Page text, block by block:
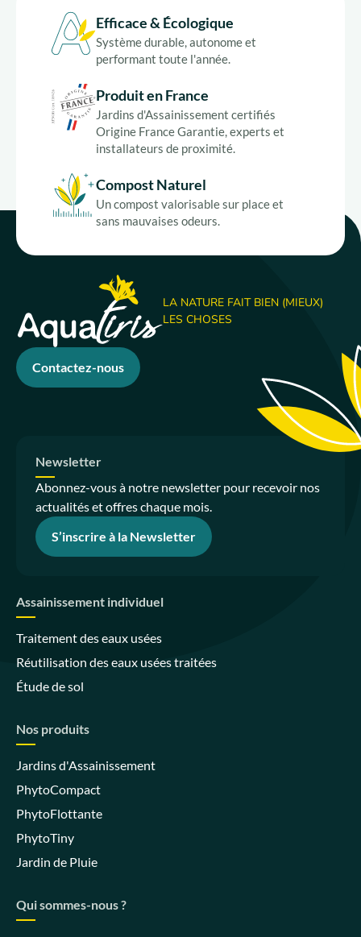
Efficace & Écologique
Système durable, autonome et
performant toute l'année.
Produit en France
Jardins d'Assainissement certifiés
Origine France Garantie, experts et
installateurs de proximité.
Compost Naturel
Un compost valorisable sur place et
sans mauvaises odeurs.
LA NATURE FAIT BIEN (MIEUX)
LES CHOSES
Contactez-nous
Newsletter
Abonnez-vous à notre newsletter pour recevoir nos
actualités et offres chaque mois.
S’inscrire à la Newsletter
Assainissement individuel
Traitement des eaux usées
Réutilisation des eaux usées traitées
Étude de sol
Nos produits
Jardins d'Assainissement
PhytoCompact
PhytoFlottante
PhytoTiny
Jardin de Pluie
Qui sommes-nous ?